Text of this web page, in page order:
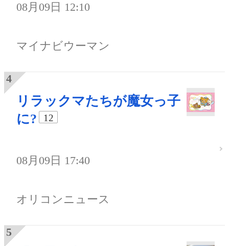
08月09日 12:10
マイナビウーマン
リラックマたちが魔女っ子
に?
12
08月09日 17:40
オリコンニュース